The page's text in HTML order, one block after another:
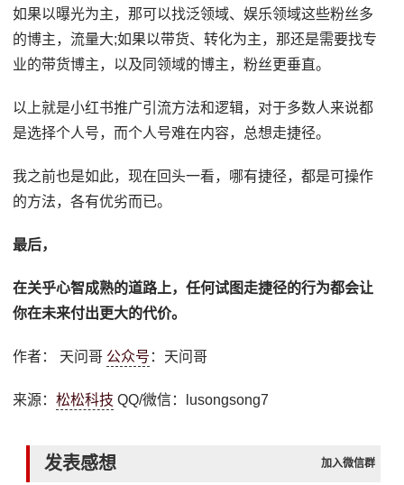
如果以曝光为主，那可以找泛领域、娱乐领域这些粉丝多
的博主，流量大;如果以带货、转化为主，那还是需要找专
业的带货博主，以及同领域的博主，粉丝更垂直。
以上就是小红书推广引流方法和逻辑，对于多数人来说都
是选择个人号，而个人号难在内容，总想走捷径。
我之前也是如此，现在回头一看，哪有捷径，都是可操作
的方法，各有优劣而已。
最后，
在关乎心智成熟的道路上，任何试图走捷径的行为都会让
你在未来付出更大的代价。
作者： 天问哥 公众号 ：天问哥
来源：松松科技 QQ/微信：lusongsong7
发表感想 加入微信群